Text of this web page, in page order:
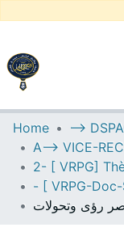
UNIVERSITY
Communities &
All of DSpace
Statistics
Home